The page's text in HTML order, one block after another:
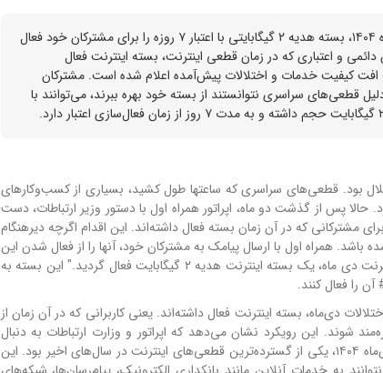
اپراتور همراه اول در اقدامی برای جبران اختلالات سراسری اینترنت در دی‌ماه ۱۴۰۴، بسته هدیه ۲ گیگابایتی با اعتبار ۷ روزه را برای مشترکان خود فعال
و اعتباری که در زمان قطعی اینترنت، بسته اینترنت فعال
افت کیفیت خدمات و اختلالات پیش‌آمده اعلام شده است. مشترکان
قطعی‌های سراسری نتوانستند از بسته خود بهره ببرند، می‌توانند با
و اختلال بود. قطعی‌های سراسری که ساعتها طول کشید، بسیاری از کسب‌وکارهای
حالا پس از گذشت دو ماه، اپراتور همراه اول با دستور وزیر ارتباطات، دست
این اقدام اگرچه دیرهنگام
همراه اول با ارسال پیامک به مشترکان خود، آنها را از فعال شدن این
بسته مطلع کرده است. در این پیامک آمده است: "به منظور جبران اختلال اینترنت دی ماه، یک بسته اینترنت هدیه ۲ گیگابایت فعال گردید." این بسته به
دی‌ماه، بسته اینترنت فعال داشته‌اند. یعنی کاربرانی که در آن زمان از
شوند. این رویکرد نشان می‌دهد که اپراتور و وزارت ارتباطات به دنبال
جبران خسارت وارده به این دسته از مشترکان هستند. اختلالات اینترنت در دی‌ماه ۱۴۰۴، یکی از گسترده‌ترین قطعی‌های اینترنت در سال‌های اخیر بود. این